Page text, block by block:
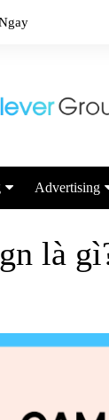
Advertising
TikTok
là